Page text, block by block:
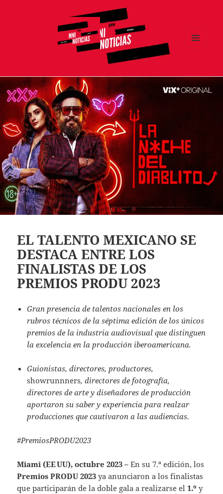
EL TALENTO MEXICANO SE
DESTACA ENTRE LOS
FINALISTAS DE LOS
PREMIOS PRODU 2023
Gran presencia de talentos nacionales en los
rubros técnicos de la séptima edición de los únicos
premios de la industria audiovisual que distinguen
la excelencia en la producción iberoamericana.
Guionistas, directores, productores,
showrunnners, directores de fotografía,
directores de arte y diseñadores de producción
aportaron su saber y experiencia para realzar
producciones que cautivaron a las audiencias.
#PremiosPRODU2023
Miami (EE UU), octubre 2023 – En su 7.ª edición, los
Premios PRODU 2023 ya anunciaron a los finalistas
que participarán de la doble gala a realizarse el1.ºy